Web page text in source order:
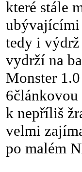
které stále
ubývajícími
tedy i výdrž
vydrží na
Monster
k nepříliš
velmi
po malém